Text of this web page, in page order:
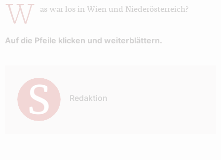
W as war los in Wien und Niederösterreich?
Auf die Pfeile klicken und weiterblättern.
Redaktion